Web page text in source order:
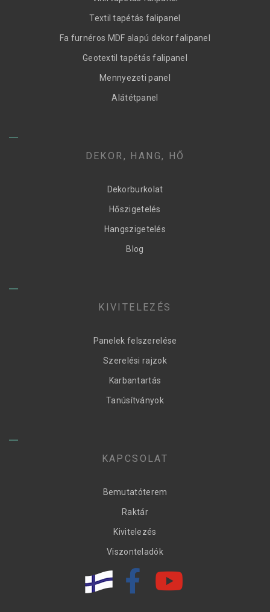
Textil tapétás falipanel
Fa furnéros MDF alapú dekor falipanel
Geotextil tapétás falipanel
Mennyezeti panel
Alátétpanel
DEKOR, HANG, HŐ
Dekorburkolat
Hőszigetelés
Hangszigetelés
Blog
KIVITELEZÉS
Panelek felszerelése
Szerelési rajzok
Karbantartás
Tanúsítványok
KAPCSOLAT
Bemutatóterem
Raktár
Kivitelezés
Viszonteladók